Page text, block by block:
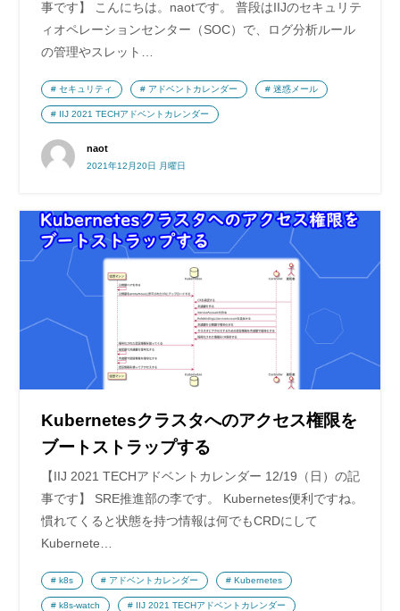
事です】 こんにちは。naotです。 普段はIIJのセキュリテ
ィオペレーションセンター（SOC）で、ログ分析ルール
の管理やスレット…
naot
2021年12月20日 月曜日
セキュリティ アドベントカレンダー 迷惑メール
IIJ 2021 TECHアドベントカレンダー
Kubernetesクラスタへのアクセス権限を
ブートストラップする
【IIJ 2021 TECHアドベントカレンダー 12/19（日）の記
事です】 SRE推進部の李です。 Kubernetes便利ですね。
慣れてくると状態を持つ情報は何でもCRDにして
Kubernete…
k8s アドベントカレンダー Kubernetes
k8s-watch IIJ 2021 TECHアドベントカレンダー